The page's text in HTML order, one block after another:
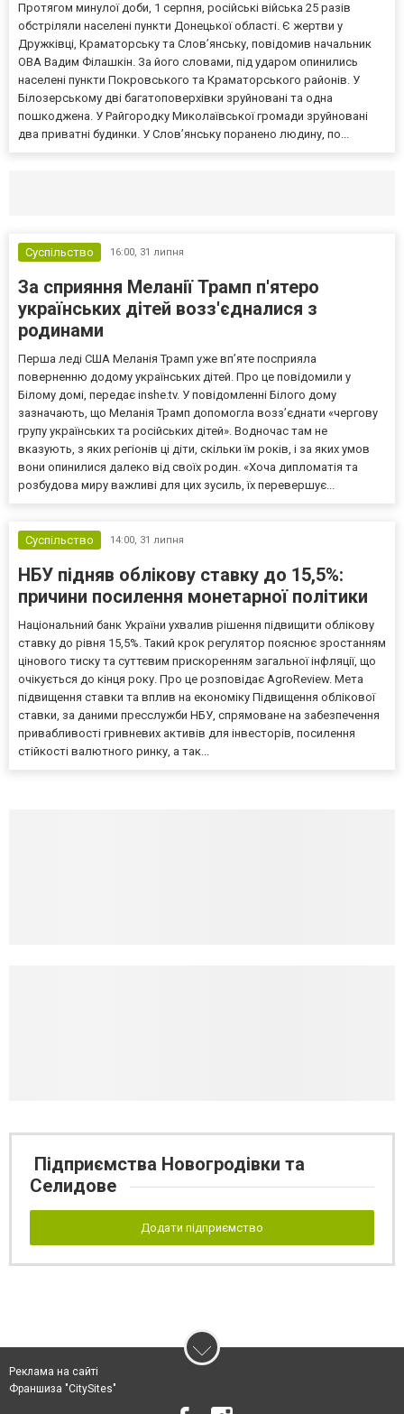
Протягом минулої доби, 1 серпня, російські війська 25 разів
обстріляли населені пункти Донецької області. Є жертви у
Дружківці, Краматорську та Слов’янську, повідомив начальник
ОВА Вадим Філашкін. За його словами, під ударом опинились
населені пункти Покровського та Краматорського районів. У
Білозерському дві багатоповерхівки зруйновані та одна
пошкоджена. У Райгородку Миколаївської громади зруйновані
два приватні будинки. У Слов’янську поранено людину, по...
Суспільство 16:00, 31 липня
За сприяння Меланії Трамп п'ятеро
українських дітей возз'єдналися з
родинами
Перша леді США Меланія Трамп уже впʼяте посприяла
поверненню додому українських дітей. Про це повідомили у
Білому домі, передає inshe.tv. У повідомленні Білого дому
зазначають, що Меланія Трамп допомогла возз’єднати «чергову
групу українських та російських дітей». Водночас там не
вказують, з яких регіонів ці діти, скільки їм років, і за яких умов
вони опинилися далеко від своїх родин. «Хоча дипломатія та
розбудова миру важливі для цих зусиль, їх перевершує...
Суспільство 14:00, 31 липня
НБУ підняв облікову ставку до 15,5%:
причини посилення монетарної політики
Національний банк України ухвалив рішення підвищити облікову
ставку до рівня 15,5%. Такий крок регулятор пояснює зростанням
цінового тиску та суттєвим прискоренням загальної інфляції, що
очікується до кінця року. Про це розповідає AgroReview. Мета
підвищення ставки та вплив на економіку Підвищення облікової
ставки, за даними пресслужби НБУ, спрямоване на забезпечення
привабливості гривневих активів для інвесторів, посилення
стійкості валютного ринку, а так...
Підприємства Новогродівки та
Селидове
Додати підприємство
Реклама на сайті
Франшиза "CitySites"